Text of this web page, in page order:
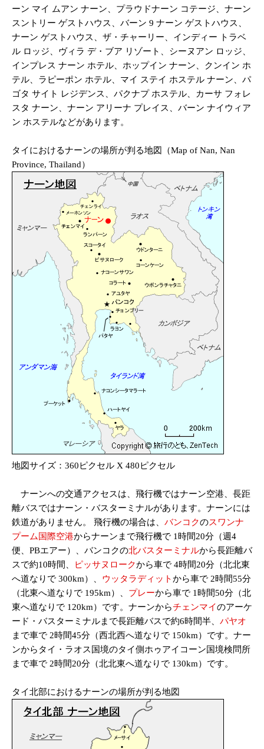
ーン マイ ムアン ナーン、プラウドナーン コテージ、ナーン
スントリー ゲストハウス、バーン 9 ナーン ゲストハウス、
ナーン ゲストハウス、ザ・チャーリー、インディー トラベ
ル ロッジ、ヴィラ デ・ブア リゾート、シーヌアン ロッジ、
インプレス ナーン ホテル、ホップイン ナーン、クンイン ホ
テル、ラピーポン ホテル、マイ ステイ ホステル ナーン、パ
ゴタ サイト レジデンス、パクナプ ホステル、カーサ フォレ
スタ ナーン、ナーン アリーナ プレイス、バーン ナイウィア
ン ホステルなどがあります。
タイにおけるナーンの場所が判る地図（Map of Nan, Nan
Province, Thailand）
地図サイズ：360ピクセル X 480ピクセル
ナーンへの交通アクセスは、飛行機ではナーン空港、長距
離バスではナーン・バスターミナルがあります。ナーンには
鉄道がありません。 飛行機の場合は、 バンコクのスワンナ
プーム国際空港からナーンまで飛行機で 1時間20分（週4
便、PBエアー）、バンコクの北バスターミナルから長距離バ
スで約10時間、
ピッサヌロークから車で 4時間20分（北北東
へ道なりで 300km）、 ウッタラディットから車で 2時間55分
（北東へ道なりで 195km）、 プレーから車で 1時間50分（北
東へ道なりで 120km）です。ナーンからチェンマイのアーケ
ード・バスターミナルまで長距離バスで約6時間半、 パヤオ
まで車で 2時間45分（西北西へ道なりで 150km）です。ナー
ンからタイ・ラオス国境のタイ側ホゥアイコーン国境検問所
まで車で 2時間20分（北北東へ道なりで 130km）です。
タイ北部におけるナーンの場所が判る地図